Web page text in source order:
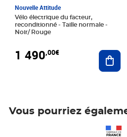
Nouvelle Attitude
Vélo électrique du facteur,
reconditionné - Taille normale -
Noir/ Rouge
1 490,00€
Vous pourriez